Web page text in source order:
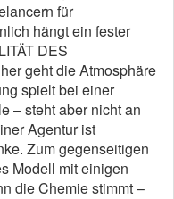
für
hängt ein fester
DES
geht die Atmosphäre
spielt bei einer
– steht aber nicht an
Agentur ist
Zum gegenseitigen
Modell mit einigen
die Chemie stimmt –